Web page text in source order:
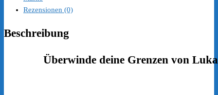
Rezensionen (0)
Beschreibung
Überwinde deine Grenzen von